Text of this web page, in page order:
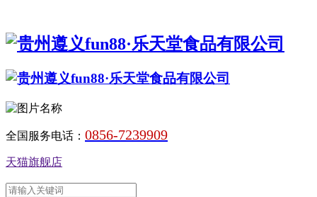
全国服务电话： 0856-7239909
天猫旗舰店